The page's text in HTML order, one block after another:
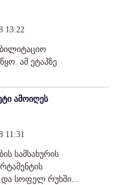
13:22
ამ ეტაპზე
ამოიღეს
11:31
სამსახურის
და სოფელ რუხში...